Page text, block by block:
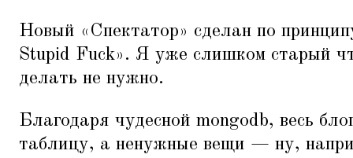
Новый « Спектатор» сделан по
Stupid Fuck». Я уже слишком старый
делать не нужно.
Благодаря чудесной mongodb, весь
таблицу, а ненужные вещи — ну,